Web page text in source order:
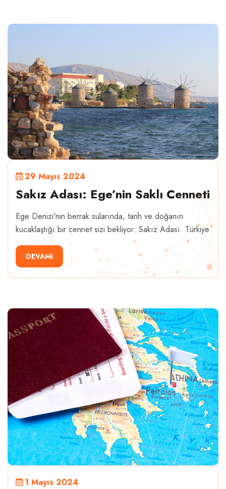
29 Mayıs 2024
Sakız Adası: Ege’nin Saklı Cenneti
Ege Denizi'nin berrak sularında, tarih ve doğanın
kucaklaştığı bir cennet sizi bekliyor: Sakız Adası. Türkiye
DEVAMI
1 Mayıs 2024